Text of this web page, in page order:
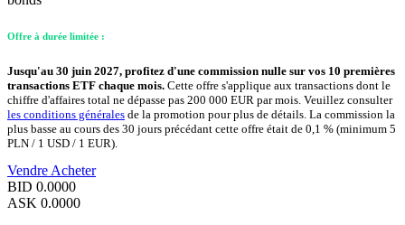
Offre à durée limitée :
Jusqu'au 30 juin 2027, profitez d'une commission nulle sur vos 10 premières
transactions ETF chaque mois. Cette offre s'applique aux transactions dont le
chiffre d'affaires total ne dépasse pas 200 000 EUR par mois. Veuillez consulter
les conditions générales de la promotion pour plus de détails. La commission la
plus basse au cours des 30 jours précédant cette offre était de 0,1 % (minimum 5
PLN / 1 USD / 1 EUR).
Vendre Acheter
BID 0.0000
ASK 0.0000